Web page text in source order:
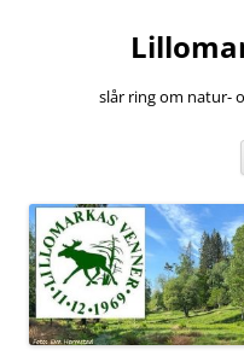
slår ring om natur-